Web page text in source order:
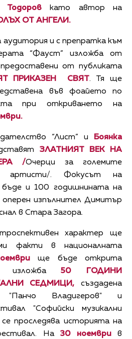
Тодоровкато автор на
ОТ АНГЕЛИ.
и с препратка към
“Фауст” изложба от
от публиката
ПРИКАЗЕН СВЯТ. Тя ще
във фоайето по
при откриването на
“Лист” и
Боянка
ЗЛАТНИЯТ ВЕК НА
/Очерци за големите
артисти/. Фокусът на
и 100 годишнината на
оперен изпълнител Димитър
в Стара Загора.
характер ще
факти в националната
ще бъде открита
изложба50 ГОДИНИ
СЕДМИЦИ, създадена
Владигеров" и
"Софийски музикални
проследява историята на
На 30 ноемврив